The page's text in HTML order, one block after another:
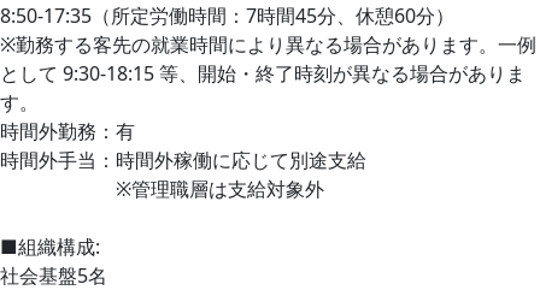
8:50-17:35（所定労働時間：7時間45分、休憩60分）
※勤務する客先の就業時間により異なる場合があります。一例
として 9:30-18:15 等、開始・終了時刻が異なる場合がありま
す。
時間外勤務：有
時間外手当：時間外稼働に応じて別途支給
※管理職層は支給対象外
■組織構成:
社会基盤5名